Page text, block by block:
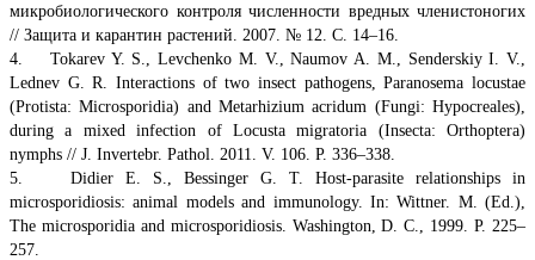
микробиологического контроля численности вредных членистоногих
// Защита и карантин растений. 2007. № 12. С. 14–16.
4. Tokarev Y. S., Levchenko M. V., Naumov A. M., Senderskiy I. V.,
Lednev G. R. Interactions of two insect pathogens, Paranosema locustae
(Protista: Microsporidia) and Metarhizium acridum (Fungi: Hypocreales),
during a mixed infection of Locusta migratoria (Insecta: Orthoptera)
nymphs // J. Invertebr. Pathol. 2011. V. 106. P. 336–338.
5. Didier E. S., Bessinger G. T. Host-parasite relationships in
microsporidiosis: animal models and immunology. In: Wittner. M. (Ed.),
The microsporidia and microsporidiosis. Washington, D. C., 1999. P. 225–
257.